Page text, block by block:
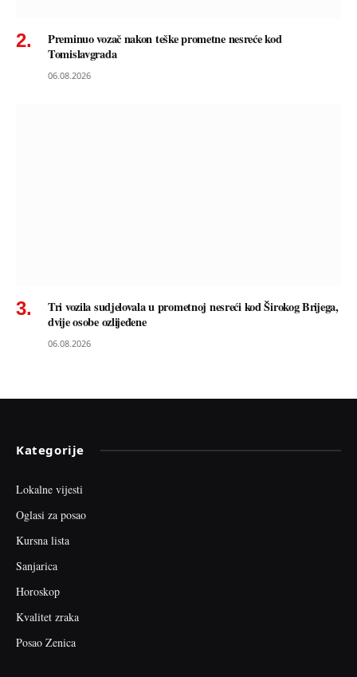
Preminuo vozač nakon teške prometne nesreće kod
Tomislavgrada
06.08.2026
Tri vozila sudjelovala u prometnoj nesreći kod Širokog Brijega,
dvije osobe ozlijeđene
06.08.2026
Kategorije
Lokalne vijesti
Oglasi za posao
Kursna lista
Sanjarica
Horoskop
Kvalitet zraka
Posao Zenica